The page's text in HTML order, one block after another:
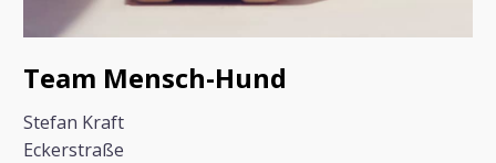
Team Mensch-Hund
Stefan Kraft
Eckerstraße